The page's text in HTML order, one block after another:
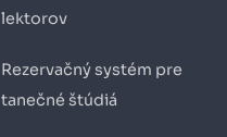
lektorov
Rezervačný systém pre
tanečné štúdiá